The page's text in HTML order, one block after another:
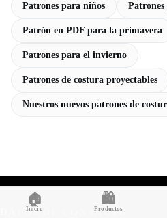
Patrones para niños
Patrón en PDF para la primavera
Patrones para el invierno
Patrones de costura proyectables
Nuestros nuevos patrones de
DATOS DE CONTACTO
🏠
Inicio
🛍️
Productos